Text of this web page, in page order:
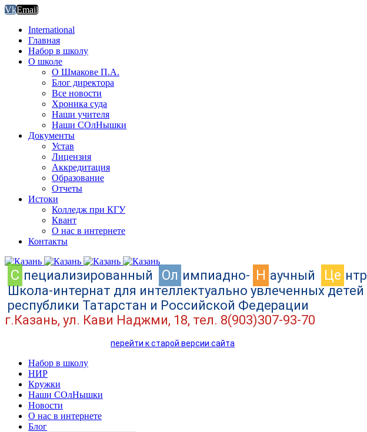
VkEmail
International
Главная
Набор в школу
О школе
О Шмакове П.А.
Блог директора
Все новости
Хроника суда
Наши учителя
Наши СОлНышки
Документы
Устав
Лицензия
Аккредитация
Образование
Отчеты
Истоки
Колледж при КГУ
Квант
О нас в интернете
Контакты
C пециализированный Ол импиадно- Н аучный Це нтр
Школа-интернат для интеллектуально увлеченных детей
республики Татарстан и Российской Федерации
г.Казань, ул. Кави Наджми, 18, тел. 8(903)307-93-70
перейти к старой версии сайта
Набор в школу
НИР
Кружки
Наши СОлНышки
Новости
О нас в интернете
Блог